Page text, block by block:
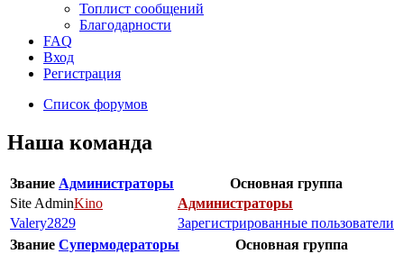
Топлист сообщений
Благодарности
FAQ
Вход
Регистрация
Список форумов
Наша команда
Звание Администраторы Основная группа
Site AdminKino Администраторы
Valery2829
Зарегистрированные пользователи
Звание Супермодераторы Основная группа